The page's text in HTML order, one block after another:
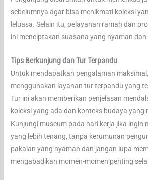
sebelumnya agar bisa menikmati koleksi
leluasa. Selain itu, pelayanan ramah dan
ini menciptakan suasana yang nyaman dan
Tips Berkunjung dan Tur Terpandu
Untuk mendapatkan pengalaman
menggunakan layanan tur terpandu yang
Tur ini akan memberikan penjelasan
koleksi yang ada dan konteks budaya yang
Kunjungi museum pada hari kerja jika ingin
yang lebih tenang, tanpa kerumunan
pakaian yang nyaman dan jangan lupa
mengabadikan momen-momen penting